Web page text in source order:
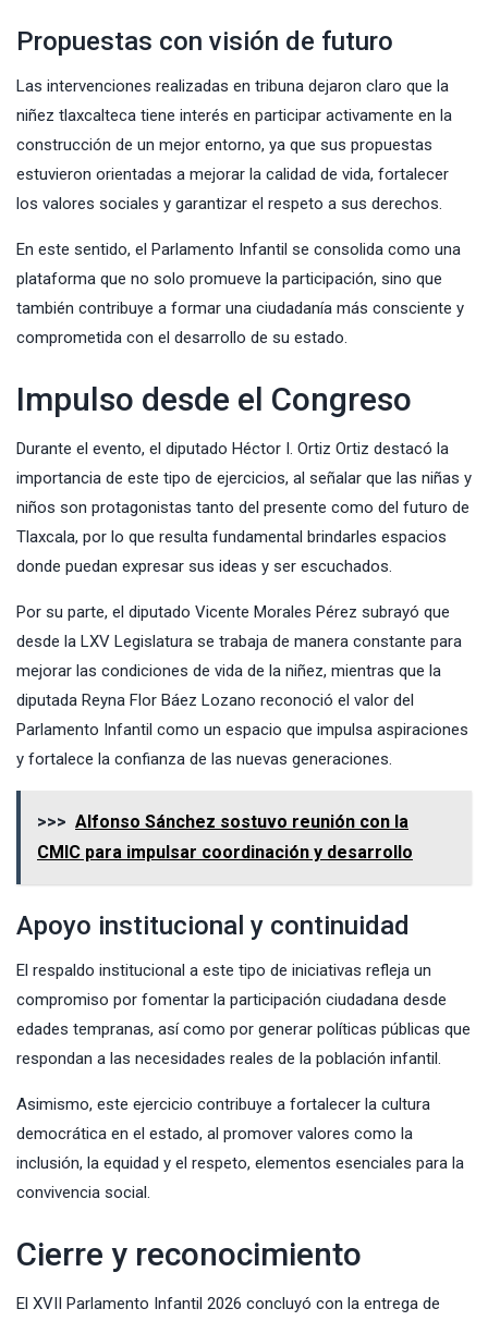
Propuestas con visión de futuro
Las intervenciones realizadas en tribuna dejaron claro que la
niñez tlaxcalteca tiene interés en participar activamente en la
construcción de un mejor entorno, ya que sus propuestas
estuvieron orientadas a mejorar la calidad de vida, fortalecer
los valores sociales y garantizar el respeto a sus derechos.
En este sentido, el Parlamento Infantil se consolida como una
plataforma que no solo promueve la participación, sino que
también contribuye a formar una ciudadanía más consciente y
comprometida con el desarrollo de su estado.
Impulso desde el Congreso
Durante el evento, el diputado Héctor I. Ortiz Ortiz destacó la
importancia de este tipo de ejercicios, al señalar que las niñas y
niños son protagonistas tanto del presente como del futuro de
Tlaxcala, por lo que resulta fundamental brindarles espacios
donde puedan expresar sus ideas y ser escuchados.
Por su parte, el diputado Vicente Morales Pérez subrayó que
desde la LXV Legislatura se trabaja de manera constante para
mejorar las condiciones de vida de la niñez, mientras que la
diputada Reyna Flor Báez Lozano reconoció el valor del
Parlamento Infantil como un espacio que impulsa aspiraciones
y fortalece la confianza de las nuevas generaciones.
>>> Alfonso Sánchez sostuvo reunión con la
CMIC para impulsar coordinación y desarrollo
Apoyo institucional y continuidad
El respaldo institucional a este tipo de iniciativas refleja un
compromiso por fomentar la participación ciudadana desde
edades tempranas, así como por generar políticas públicas que
respondan a las necesidades reales de la población infantil.
Asimismo, este ejercicio contribuye a fortalecer la cultura
democrática en el estado, al promover valores como la
inclusión, la equidad y el respeto, elementos esenciales para la
convivencia social.
Cierre y reconocimiento
El XVII Parlamento Infantil 2026 concluyó con la entrega de